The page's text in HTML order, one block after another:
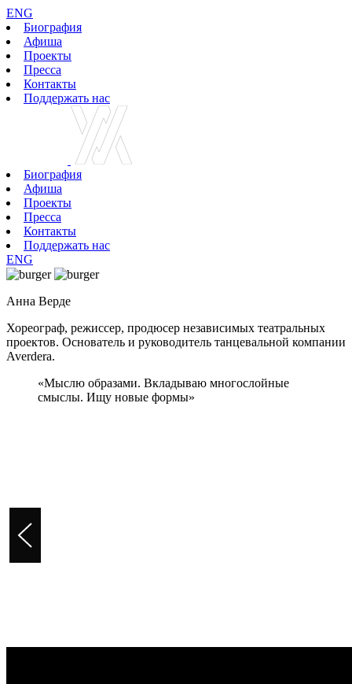
ENG
Биография
Афиша
Проекты
Пресса
Контакты
Поддержать нас
Биография
Афиша
Проекты
Пресса
Контакты
Поддержать нас
ENG
Анна Верде
Хореограф, режиссер, продюсер независимых театральных
проектов. Основатель и руководитель танцевальной компании
Averdera.
«Мыслю образами. Вкладываю многослойные
смыслы. Ищу новые формы»